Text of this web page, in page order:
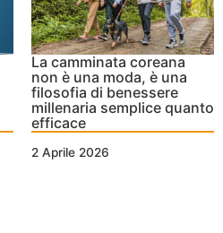
La camminata coreana
non è una moda, è una
filosofia di benessere
millenaria semplice quanto
efficace
2 Aprile 2026